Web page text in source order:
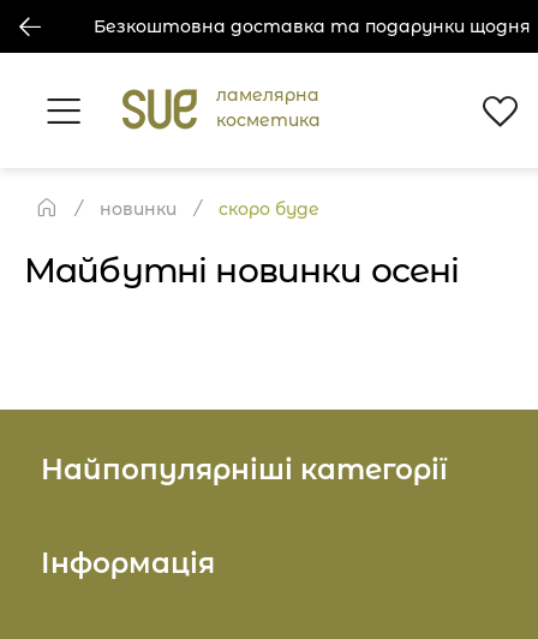
Безкоштовна доставка та подарунки щодня
ламелярна
косметика
новинки скоро буде
Майбутні новинки осені
Найпопулярніші категорії
Інформація